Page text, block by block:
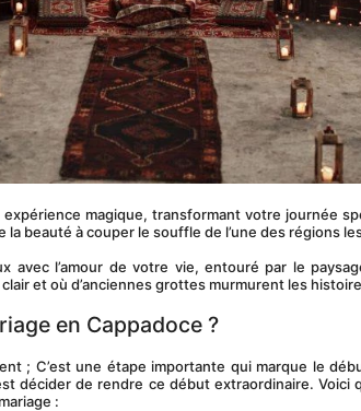
magique, transformant votre journée
la beauté à couper le souffle de l’une des régions
avec l’amour de votre vie, entouré par le
et où d’anciennes grottes murmurent les
en Cappadoce ?
; C’est une étape importante qui marque le
décider de rendre ce début extraordinaire. Voici
: